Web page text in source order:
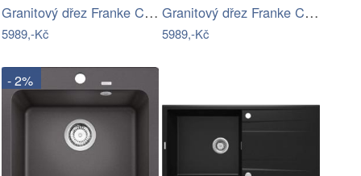
Granitový dřez Franke CNG 611-62 TL/2…
5989,-Kč
Granitový dřez Franke CNG 611-62 TL/2…
5989,-Kč
- 2%